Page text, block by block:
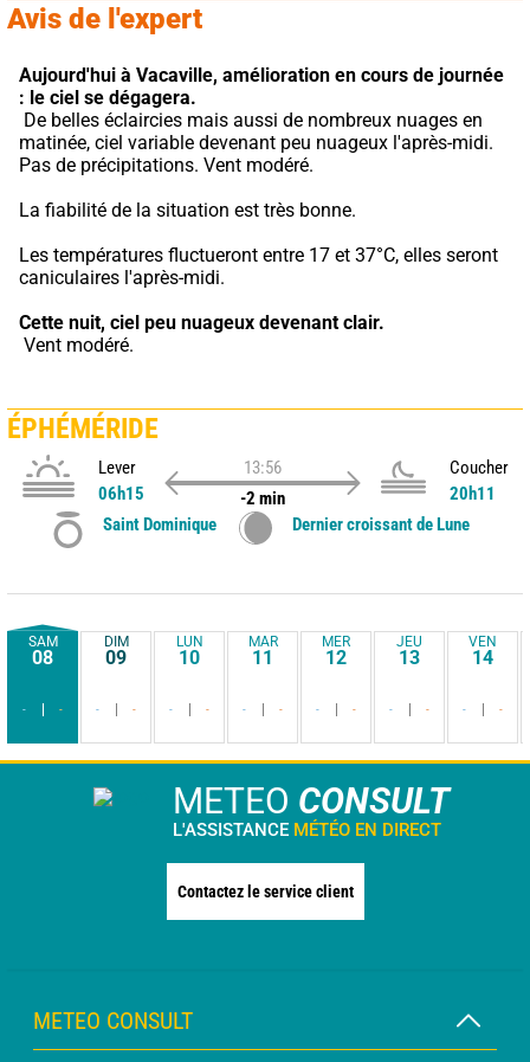
Avis de l'expert
Aujourd'hui à Vacaville, amélioration en cours de journée
: le ciel se dégagera.
matinée, ciel variable devenant peu nuageux l'après-midi.
Pas de précipitations. Vent modéré.
La fiabilité de la situation est très bonne.
Les températures fluctueront entre 17 et 37°C, elles seront
caniculaires l'après-midi.
Cette nuit, ciel peu nuageux devenant clair.
Vent modéré.
ÉPHÉMÉRIDE
Lever
06h15
13:56
-2 min
Coucher
20h11
Saint Dominique
Dernier croissant de Lune
SAM
08
- -
DIM
09
- -
LUN
10
- -
MAR
11
- -
MER
12
- -
JEU
13
- -
VEN
14
- -
METEO CONSULT
L'ASSISTANCE MÉTÉO EN DIRECT
Contactez le service client
METEO CONSULT